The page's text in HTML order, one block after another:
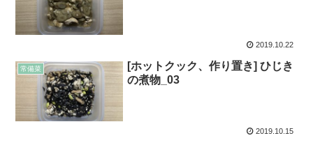
2019.10.22
常備菜
[ホットクック、作り置き] ひじき
の煮物_03
2019.10.15